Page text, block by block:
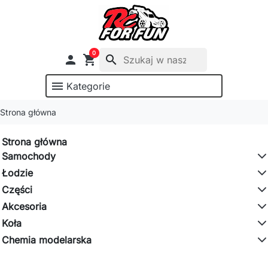
 shopping_cart
0
search
menu Kategorie
Strona główna
Strona główna
Samochody
Łodzie
Części
Akcesoria
Koła
Chemia modelarska